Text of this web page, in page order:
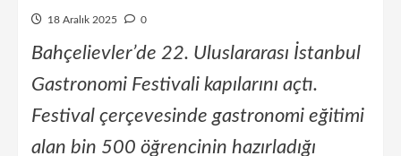
18 Aralık 2025 0
Bahçelievler’de 22. Uluslararası İstanbul
Gastronomi Festivali kapılarını açtı.
Festival çerçevesinde gastronomi eğitimi
alan bin 500 öğrencinin hazırladığı